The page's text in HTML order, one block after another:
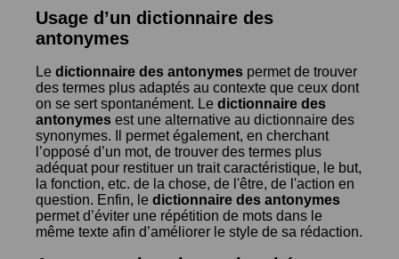
Usage d’un dictionnaire des
antonymes
Le dictionnaire des antonymes permet de trouver
des termes plus adaptés au contexte que ceux dont
on se sert spontanément. Le dictionnaire des
antonymes est une alternative au dictionnaire des
synonymes. Il permet également, en cherchant
l’opposé d’un mot, de trouver des termes plus
adéquat pour restituer un trait caractéristique, le but,
la fonction, etc. de la chose, de l'être, de l'action en
question. Enfin, le dictionnaire des antonymes
permet d’éviter une répétition de mots dans le
même texte afin d’améliorer le style de sa rédaction.